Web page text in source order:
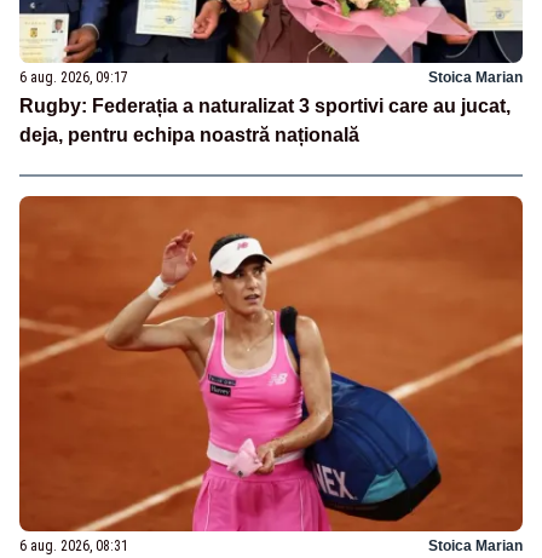
6 aug. 2026, 09:17 Stoica Marian
Rugby: Federația a naturalizat 3 sportivi care au jucat,
deja, pentru echipa noastră națională
6 aug. 2026, 08:31 Stoica Marian